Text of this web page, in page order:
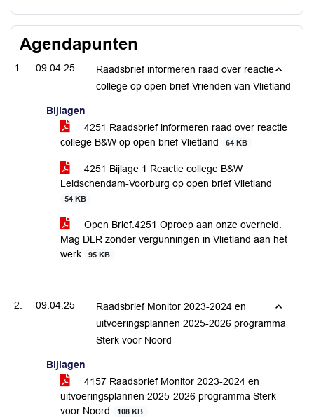
Agendapunten
09.04.25
Raadsbrief informeren raad over reactie
college op open brief Vrienden van Vlietland
Bijlagen
4251 Raadsbrief informeren raad over reactie
college B&W op open brief Vlietland
64 KB
4251 Bijlage 1 Reactie college B&W
Leidschendam-Voorburg op open brief Vlietland
54 KB
Open Brief.4251 Oproep aan onze overheid.
Mag DLR zonder vergunningen in Vlietland aan het
werk
95 KB
09.04.25
Raadsbrief Monitor 2023-2024 en
uitvoeringsplannen 2025-2026 programma
Sterk voor Noord
Bijlagen
4157 Raadsbrief Monitor 2023-2024 en
uitvoeringsplannen 2025-2026 programma Sterk
voor Noord
108 KB